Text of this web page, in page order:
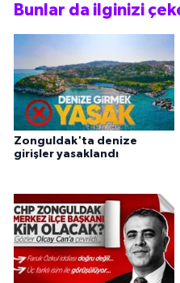
Bunlar da ilginizi
Zonguldak'ta denize
girişler yasaklandı